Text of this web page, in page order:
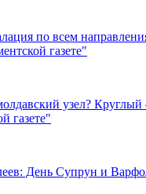
по всем
газете"
узел? Круглый
газете"
День Супрун и